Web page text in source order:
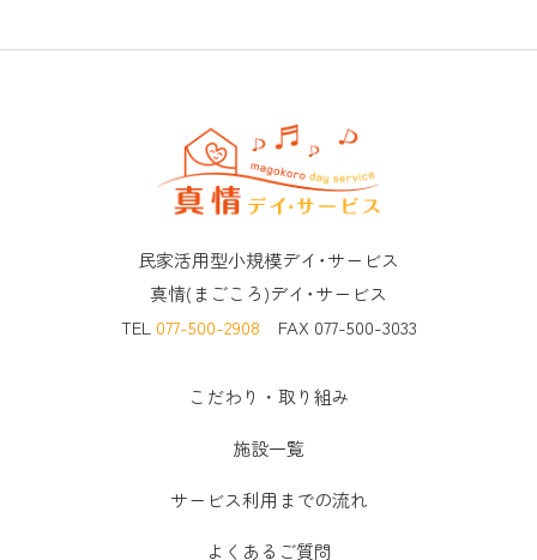
民家活用型小規模デイ･サービス
真情(まごころ)デイ･サービス
TEL 077-500-2908 FAX 077-500-3033
こだわり・取り組み
施設一覧
サービス利用までの流れ
よくあるご質問